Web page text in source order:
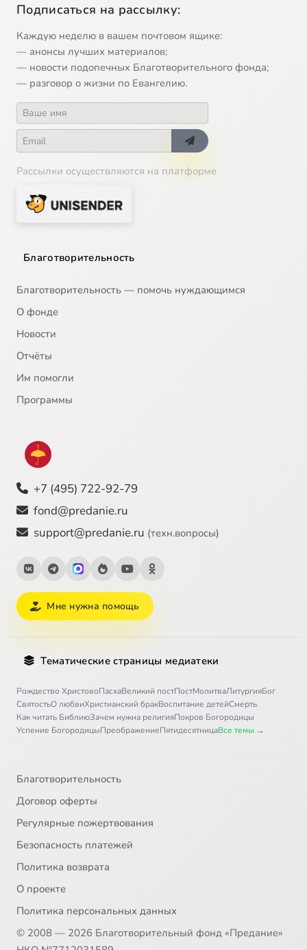
Подписаться на рассылку:
Каждую неделю в вашем почтовом ящике:
— анонсы лучших материалов;
— новости подопечных Благотворительного фонда;
— разговор о жизни по Евангелию.
Рассылки осуществляются на платформе
Благотворительность
Благотворительность — помочь нуждающимся
О фонде
Новости
Отчёты
Им помогли
Программы
+7 (495) 722-92-79
fond@predanie.ru
support@predanie.ru (техн.вопросы)
Мне нужна помощь
Тематические страницы медиатеки
Рождество ХристовоПасхаВеликий постПостМолитваЛитургияБог
СвятостьО любвиХристианский бракВоспитание детейСмерть
Как читать БиблиюЗачем нужна религияПокров Богородицы
Успение БогородицыПреображениеПятидесятницаВсе темы →
Благотворительность
Договор оферты
Регулярные пожертвования
Безопасность платежей
Политика возврата
О проекте
Политика персональных данных
© 2008 — 2026 Благотворительный фонд «Предание»